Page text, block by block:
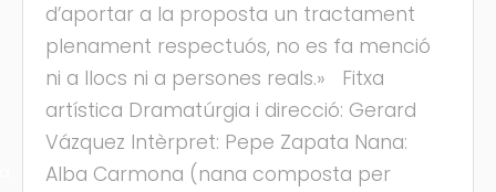
d’aportar a la proposta un tractament
plenament respectuós, no es fa menció
ni a llocs ni a persones reals.» Fitxa
artística Dramatúrgia i direcció: Gerard
Vázquez Intèrpret: Pepe Zapata Nana:
Alba Carmona (nana composta per